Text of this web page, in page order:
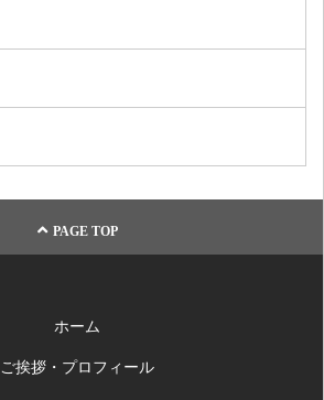
PAGE TOP
ホーム
ご挨拶・プロフィール